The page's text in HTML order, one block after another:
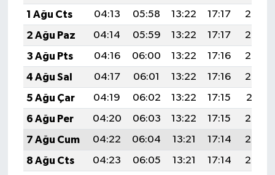
1 Ağu Cts
04:13 05:58 13:22 17:17
20:36
2 Ağu Paz
04:14 05:59 13:22 17:17
20:35
3 Ağu Pts
04:16 06:00 13:22 17:16
20:34
4 Ağu Sal
04:17 06:01 13:22 17:16
20:32
5 Ağu Çar
04:19 06:02 13:22 17:15
20:31
6 Ağu Per
04:20 06:03 13:22 17:15
20:30
7 Ağu Cum
04:22 06:04 13:21 17:14
20:29
8 Ağu Cts
04:23 06:05 13:21 17:14
20:28